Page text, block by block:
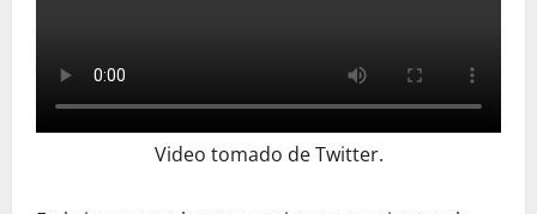
Video tomado de Twitter.